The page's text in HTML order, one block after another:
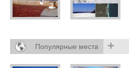
Популярные места +